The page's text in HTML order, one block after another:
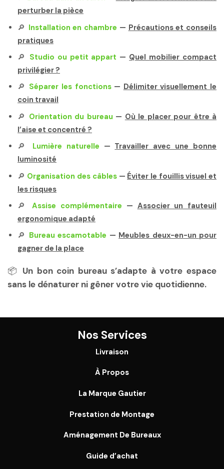
perturber la pièce
🔎 Installation en chambre — Précautions et conseils
pratiques
🔎 Studio ou petit appart — Quel mobilier compact
privilégier ?
🔎 Séparer les fonctions— Délimiter visuellement le
coin travail
🔎 Orientation du bureau — Où le placer pour être à
l’aise et concentré ?
🔎 Lumière naturelle — Travailler avec une bonne
luminosité
🔎 Organisation des câbles— Éviter le fouillis visuel et
les risques
🔎Assise complémentaire — Associer un fauteuil
ergonomique adapté
🔎 Bureau escamotable — Meubles deux-en-un pour
gagner de la place
📦 Un bon coin bureau s’adapte à votre espace
sans le dénaturer ni gêner votre vie quotidienne.
Nos Services
Livraison
À Propos
La Marque Gautier
Prestation de Montage
Aménagement De Bureaux
Guide d’achat